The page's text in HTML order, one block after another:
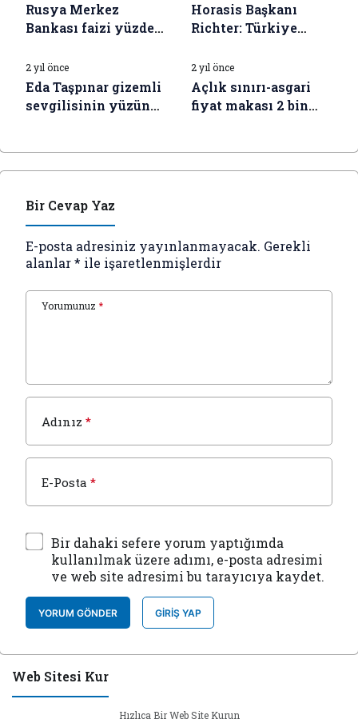
Rusya Merkez
Bankası faizi yüzde
Horasis Başkanı
Richter: Türkiye
iyimseriz lakin
vakte muhtaçlık var
İŞ DÜNYASI HABERLERI
2 yıl önce
Eda Taşpınar gizemli
sevgilisinin yüzünü
İŞ DÜNYASI HABERLERI
2 yıl önce
Açlık sınırı-asgari
fiyat makası 2 bin
Bir Cevap Yaz
E-posta adresiniz yayınlanmayacak. Gerekli
alanlar* ile işaretlenmişlerdir
Yorumunuz *
Adınız *
E-Posta *
Bir dahaki sefere yorum yaptığımda
kullanılmak üzere adımı, e-posta adresimi
ve web site adresimi bu tarayıcıya kaydet.
YORUM GÖNDER GIRIŞ YAP
Web Sitesi Kur
Hızlıca Bir Web Site Kurun